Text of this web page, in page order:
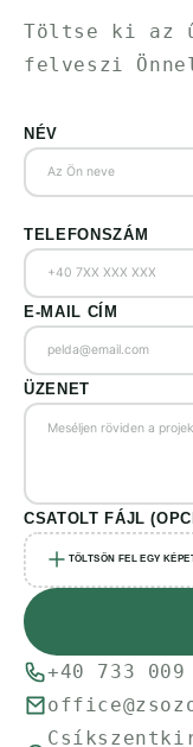
Töltse ki az
felveszi
NÉV
TELEFONSZÁM
E-MAIL CÍM
ÜZENET
CSATOLT FÁJL
TÖLTSÖN FEL EGY
+40 733 009